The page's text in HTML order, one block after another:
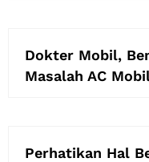
Dokter Mobil,
Masalah AC
Perhatikan Hal